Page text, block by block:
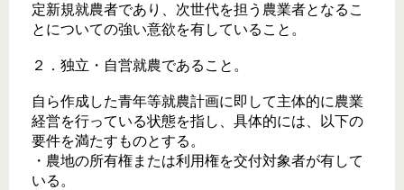
定新規就農者であり、次世代を担う農業者となるこ
とについての強い意欲を有していること。
２．独立・自営就農であること。
自ら作成した青年等就農計画に即して主体的に農業
経営を行っている状態を指し、具体的には、以下の
要件を満たすものとする。
・農地の所有権または利用権を交付対象者が有して
いる。